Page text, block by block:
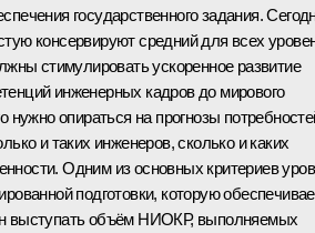
государственного задания.
консервируют средний для всех
стимулировать ускоренное развитие
инженерных кадров до мирового
нужно опираться на прогнозы
и таких инженеров, сколько и каких
Одним из основных критериев
подготовки, которую
выступать объём НИОКР, выполняемых